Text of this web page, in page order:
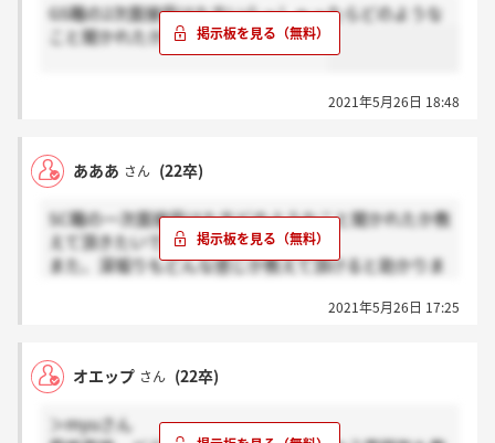
GS職の2次面接受けた方いらっしゃったらどのような
こと聞かれたか教えて頂きたいです。
2021年5月26日 18:48
あああ さん (22卒)
SC職の一次面接受けた方どのようなこと聞かれたか教
えて頂きたいです。
また、深堀りもどんな感じか教えて頂けると助かりま
2021年5月26日 17:25
オエップ さん (22卒)
＞myuさん